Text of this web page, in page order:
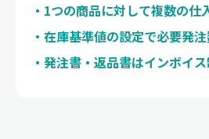
1つの商品に対して複数の仕
在庫基準値の設定で必要発
発注書・返品書はインボイ